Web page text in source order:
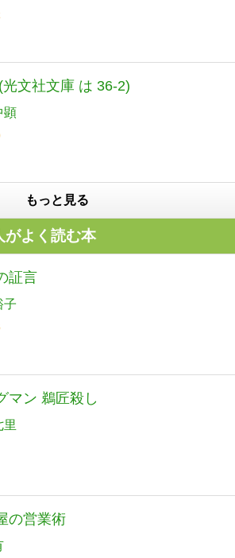
文社文庫 は 36-2)
顕
もっと見る
がよく読む本
証言
子
マン 鵜匠殺し
里
の営業術